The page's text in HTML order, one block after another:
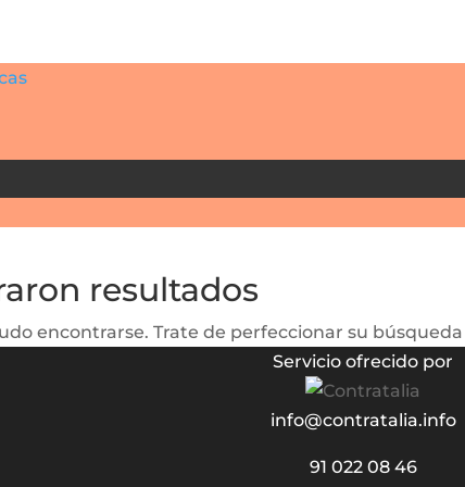
resultados
encontrarse. Trate de perfeccionar su
Servicio ofrecido por
info@contratalia.info
91 022 08 46